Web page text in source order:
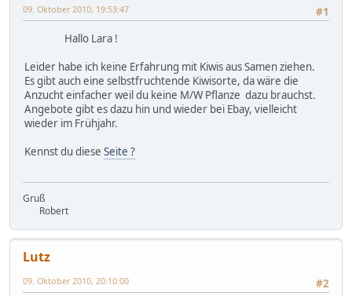
#1
09. Oktober 2010, 19:53:47
Hallo Lara !
Leider habe ich keine Erfahrung mit Kiwis aus Samen ziehen.
Es gibt auch eine selbstfruchtende Kiwisorte, da wäre die
Anzucht einfacher weil du keine M/W Pflanze dazu brauchst.
Angebote gibt es dazu hin und wieder bei Ebay, vielleicht
wieder im Frühjahr.
Kennst du diese Seite ?
Gruß
Robert
Lutz
#2
09. Oktober 2010, 20:10:00